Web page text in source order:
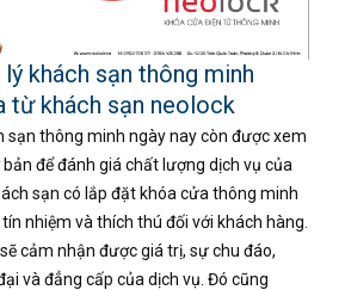
khách sạn thông minh
từ khách sạn neolock
sạn thông minh ngày nay còn được xem
để đánh giá chất lượng dịch vụ của
sạn có lắp đặt khóa cửa thông minh
nhiệm và thích thú đối với khách hàng.
cảm nhận được giá trị, sự chu đáo,
và đẳng cấp của dịch vụ. Đó cũng